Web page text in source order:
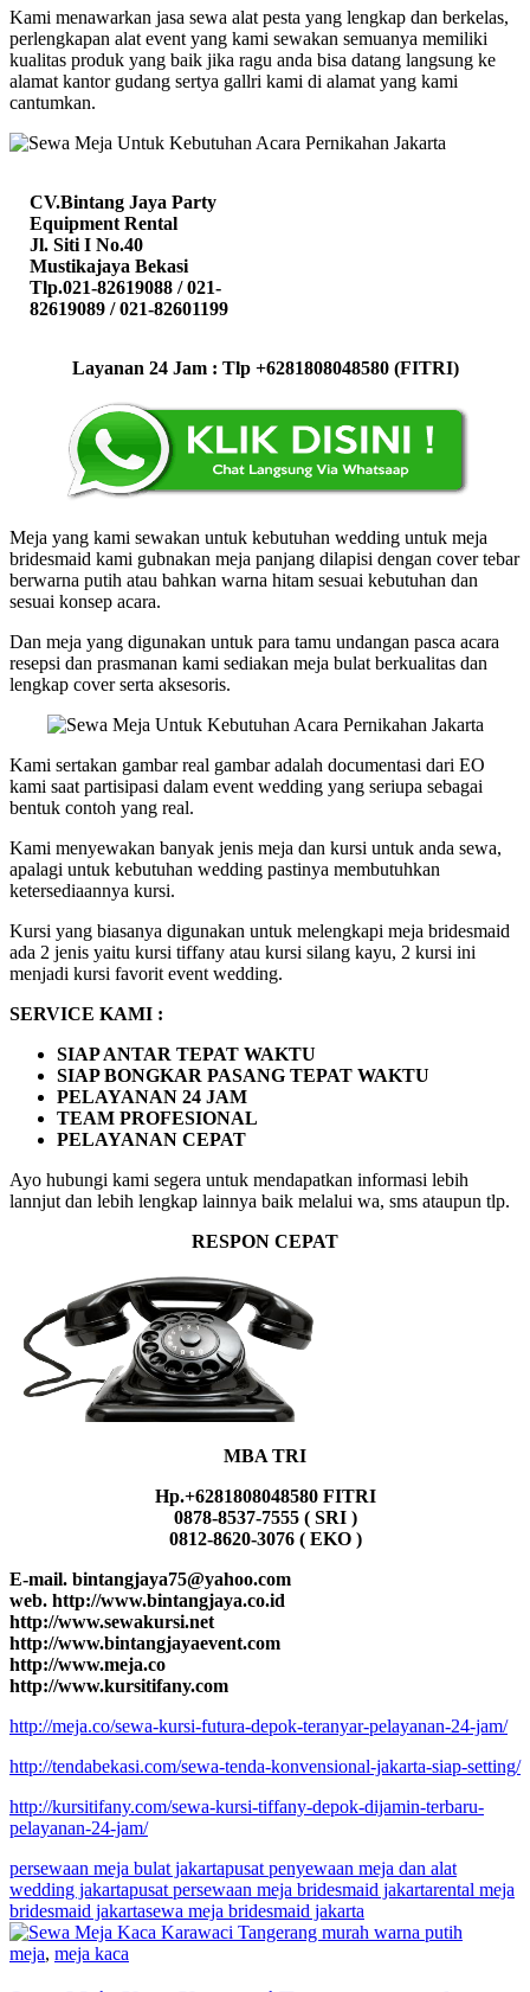
Kami menawarkan jasa sewa alat pesta yang lengkap dan berkelas,
perlengkapan alat event yang kami sewakan semuanya memiliki
kualitas produk yang baik jika ragu anda bisa datang langsung ke
alamat kantor gudang sertya gallri kami di alamat yang kami
cantumkan.
CV.Bintang Jaya Party
Equipment Rental
Jl. Siti I No.40
Mustikajaya Bekasi
Tlp.021-82619088 / 021-
82619089 / 021-82601199
Layanan 24 Jam : Tlp +6281808048580 (FITRI)
Meja yang kami sewakan untuk kebutuhan wedding untuk meja
bridesmaid kami gubnakan meja panjang dilapisi dengan cover tebar
berwarna putih atau bahkan warna hitam sesuai kebutuhan dan
sesuai konsep acara.
Dan meja yang digunakan untuk para tamu undangan pasca acara
resepsi dan prasmanan kami sediakan meja bulat berkualitas dan
lengkap cover serta aksesoris.
Kami sertakan gambar real gambar adalah documentasi dari EO
kami saat partisipasi dalam event wedding yang seriupa sebagai
bentuk contoh yang real.
Kami menyewakan banyak jenis meja dan kursi untuk anda sewa,
apalagi untuk kebutuhan wedding pastinya membutuhkan
ketersediaannya kursi.
Kursi yang biasanya digunakan untuk melengkapi meja bridesmaid
ada 2 jenis yaitu kursi tiffany atau kursi silang kayu, 2 kursi ini
menjadi kursi favorit event wedding.
SERVICE KAMI :
SIAP ANTAR TEPAT WAKTU
SIAP BONGKAR PASANG TEPAT WAKTU
PELAYANAN 24 JAM
TEAM PROFESIONAL
PELAYANAN CEPAT
Ayo hubungi kami segera untuk mendapatkan informasi lebih
lannjut dan lebih lengkap lainnya baik melalui wa, sms ataupun tlp.
RESPON CEPAT
MBA TRI
Hp.+6281808048580 FITRI
0878-8537-7555 ( SRI )
0812-8620-3076 ( EKO )
E-mail. bintangjaya75@yahoo.com
web. http://www.bintangjaya.co.id
http://www.sewakursi.net
http://www.bintangjayaevent.com
http://www.meja.co
http://www.kursitifany.com
http://meja.co/sewa-kursi-futura-depok-teranyar-pelayanan-24-jam/
http://tendabekasi.com/sewa-tenda-konvensional-jakarta-siap-setting/
http://kursitifany.com/sewa-kursi-tiffany-depok-dijamin-terbaru-
pelayanan-24-jam/
persewaan meja bulat jakartapusat penyewaan meja dan alat
wedding jakartapusat persewaan meja bridesmaid jakartarental meja
bridesmaid jakartasewa meja bridesmaid jakarta
meja, meja kaca